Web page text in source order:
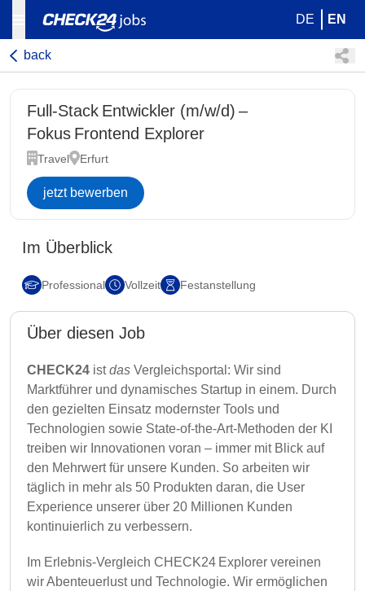
DE EN
back
Full-Stack Entwickler (m/w/d) –
Fokus Frontend Explorer
Travel Erfurt
jetzt bewerben
Im Überblick
Professional Vollzeit Festanstellung
Über diesen Job
CHECK24 istdas Vergleichsportal: Wir sind
Marktführer und dynamisches Startup in einem. Durch
den gezielten Einsatz modernster Tools und
Technologien sowie State-of-the-Art-Methoden der KI
treiben wir Innovationen voran – immer mit Blick auf
den Mehrwert für unsere Kunden. So arbeiten wir
täglich in mehr als 50 Produkten daran, die User
Experience unserer über 20 Millionen Kunden
kontinuierlich zu verbessern.
Im Erlebnis-Vergleich CHECK24 Explorer vereinen
wir Abenteuerlust und Technologie. Wir ermöglichen